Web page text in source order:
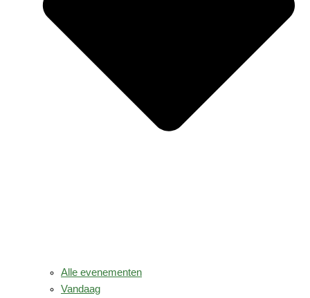
Alle evenementen
Vandaag